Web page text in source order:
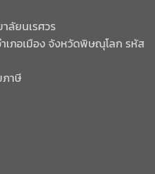
ลัยนเรศวร
เภอเมือง จังหวัดพิษณุโลก รหัส
ภาษี